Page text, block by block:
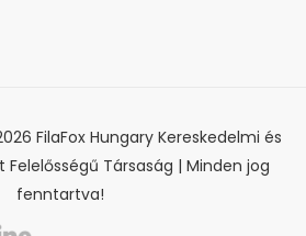
FilaFox Hungary Kereskedelmi és
Társaság | Minden jog
fenntartva!